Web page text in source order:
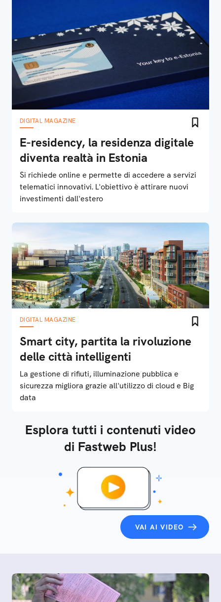
DIGITAL MAGAZINE
E-residency, la residenza digitale
diventa realtà in Estonia
Si richiede online e permette di accedere a servizi
telematici innovativi. L'obiettivo è attirare nuovi
investimenti dall'estero
DIGITAL MAGAZINE
Smart city, partita la rivoluzione
delle città intelligenti
La gestione di rifiuti, illuminazione pubblica e
sicurezza migliora grazie all'utilizzo di cloud e Big
data
Esplora tutti i contenuti video
di Fastweb Plus!
VAI AI VIDEO